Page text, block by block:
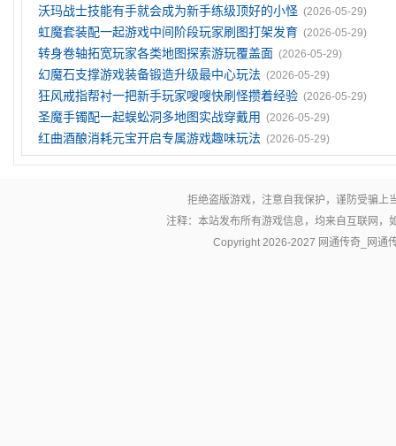
沃玛战士技能有手就会成为新手练级顶好的小怪 (2026-05-29)
虹魔套装配一起游戏中间阶段玩家刷图打架发育 (2026-05-29)
转身卷轴拓宽玩家各类地图探索游玩覆盖面 (2026-05-29)
幻魔石支撑游戏装备锻造升级最中心玩法 (2026-05-29)
狂风戒指帮衬一把新手玩家嗖嗖快刷怪攒着经验 (2026-05-29)
圣魔手镯配一起蜈蚣洞多地图实战穿戴用 (2026-05-29)
红曲酒酿消耗元宝开启专属游戏趣味玩法 (2026-05-29)
拒绝盗版游戏，注意自我保护，谨防受骗上
注释：本站发布所有游戏信息，均来自互联网
Copyright 2026-2027 网通传奇_网通